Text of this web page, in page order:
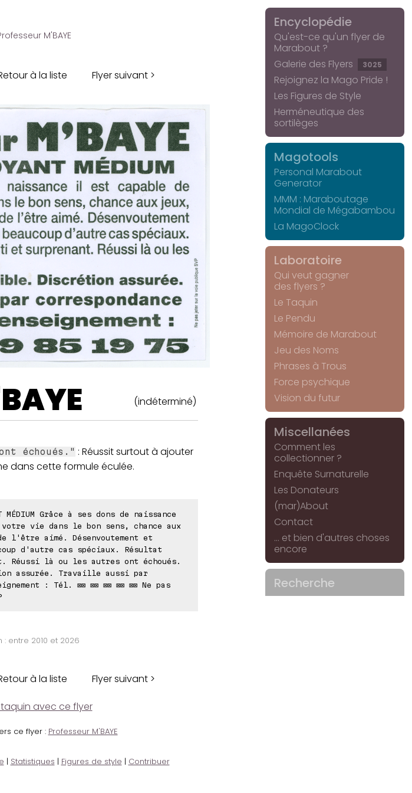
M'BAYE
à la liste Flyer suivant >
(indéterminé)
échoués." : Réussit surtout à ajouter
dans cette formule éculée.
MÉDIUM Grâce à ses dons de naissance
vie dans le bon sens, chance aux
l'être aimé. Désenvoutement et
d'autre cas spéciaux. Résultat
Réussi là ou les autres ont échoués.
assurée. Travaille aussi par
: Tél. ⊠⊠ ⊠⊠ ⊠⊠ ⊠⊠ ⊠⊠ Ne pas
: entre 2010 et 2026
à la liste Flyer suivant >
avec ce flyer
ce flyer : Professeur M'BAYE
| Statistiques | Figures de style | Contribuer
Encyclopédie
Qu'est-ce qu'un flyer de
Marabout ?
Galerie des Flyers
3025
Rejoignez la Mago Pride !
Les Figures de Style
Herméneutique des
sortilèges
Magotools
Personal Marabout
Generator
MMM : Maraboutage
Mondial de Mégabambou
La MagoClock
Laboratoire
Qui veut gagner
des flyers ?
Le Taquin
Le Pendu
Mémoire de Marabout
Jeu des Noms
Phrases à Trous
Force psychique
Vision du futur
Miscellanées
Comment les
collectionner ?
Enquête Surnaturelle
Les Donateurs
(mar)About
Contact
... et bien d'autres choses
encore
Recherche